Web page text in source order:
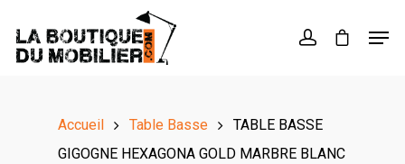
Accueil Table Basse
TABLE BASSE
GIGOGNE HEXAGONA GOLD MARBRE BLANC